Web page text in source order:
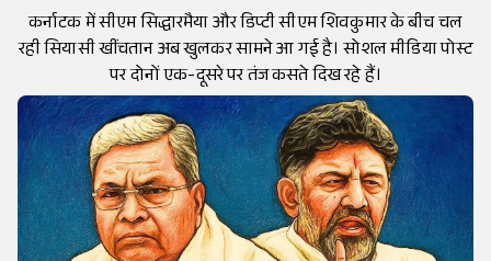
कर्नाटक में सीएम सिद्धारमैया और डिप्टी सीएम शिवकुमार के बीच चल
रही सियासी खींचतान अब खुलकर सामने आ गई है। सोशल मीडिया पोस्ट
पर दोनों एक-दूसरे पर तंज कसते दिख रहे हैं।